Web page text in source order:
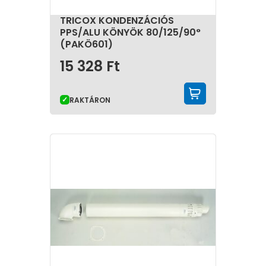
TRICOX KONDENZÁCIÓS
PPS/ALU KÖNYÖK 80/125/90°
(PAKÖ601)
15 328 Ft
RAKTÁRON